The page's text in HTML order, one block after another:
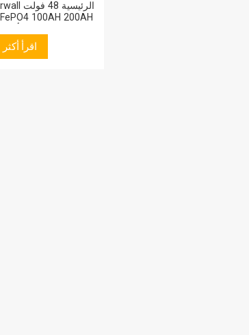
المنزلية
اقرأ أكثر